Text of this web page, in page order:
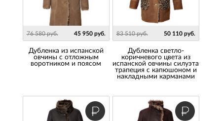
76 580 руб. 45 950 руб.
дубленка из испанской
овчины с отложным
воротником и поясом
83 510 руб. 50 110 руб.
Дубленка светло-
коричневого цвета из
испанской овчины силуэта
трапеция с капюшоном и
накладными карманами